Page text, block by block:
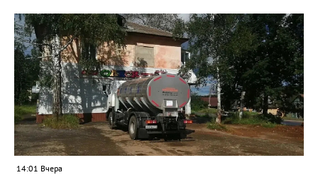
повышение энергоэффективности систем. Кроме электронных
схем, исполнителю нужно разработать предложения по
строительству и реконструкции водоснабжения и канализации,
оценив размер вложений, а также представить перечень
бесхозных объектов и возможные сценарии развития этой
сферы городского хозяйства. В июне 2025 года
«Златоуст.инфо» сообщал о подобных торгах. Тогда цена
вопроса была почти в три раза выше - 9 миллионов 13 тысяч
486 рублей, а в списке работ была разработка электронной
системы ливнёвок.
14:01 Вчера